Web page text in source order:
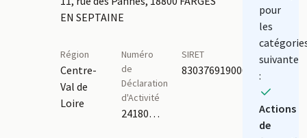
EN SEPTAINE
Région
Centre-
Val de
Loire
Numéro
de
Déclaration
d'Activité
24180123218
SIRET
83037691900015
pour
les
suivante
:
Actions
de